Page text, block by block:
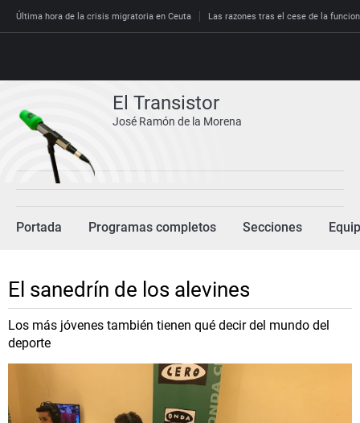
Última hora de la crisis migratoria en Ceuta Las razones tras el cese de la
Directo
Programas
Podcast
España
Economía
El tiempo
El Transistor
José Ramón de la Morena
Portada Programas completos Secciones
El sanedrín de los alevines
Los más jóvenes también tienen qué decir del mundo del
deporte